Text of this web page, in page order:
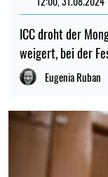
ICC droht der
weigert, bei der
Eugenia Ruban